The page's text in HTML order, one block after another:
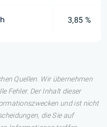
3,85 %
Quellen. Wir übernehmen
Fehler. Der Inhalt dieser
und ist nicht
die Sie auf